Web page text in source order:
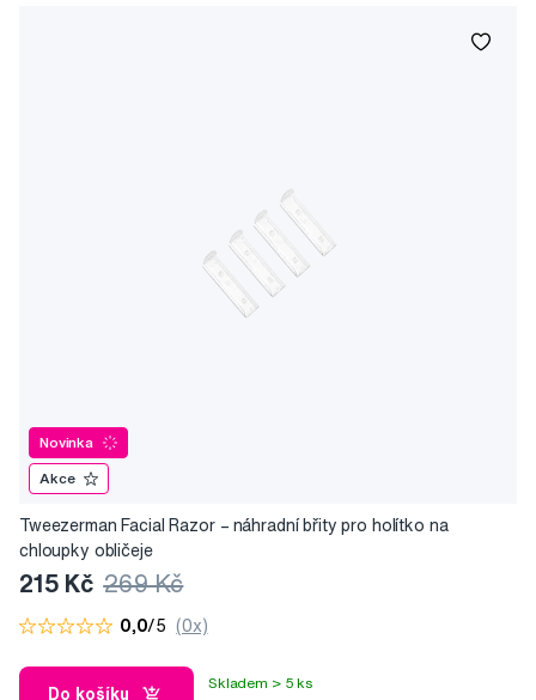
Novinka
Akce
Tweezerman Facial Razor –⁠⁠⁠⁠⁠⁠ náhradní břity pro holítko na
chloupky obličeje
215 Kč 269 Kč
0,0/5 (0x)
Do košíku
Skladem > 5 ks